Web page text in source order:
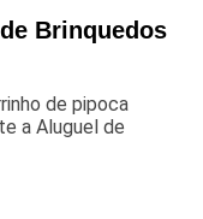
Brinquedos
de pipoca
a Aluguel de